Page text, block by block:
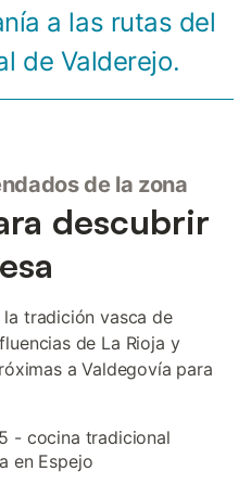
a las rutas del
de Valderejo.
de la zona
descubrir
tradición vasca de
de La Rioja y
a Valdegovía para
- cocina tradicional
en Espejo